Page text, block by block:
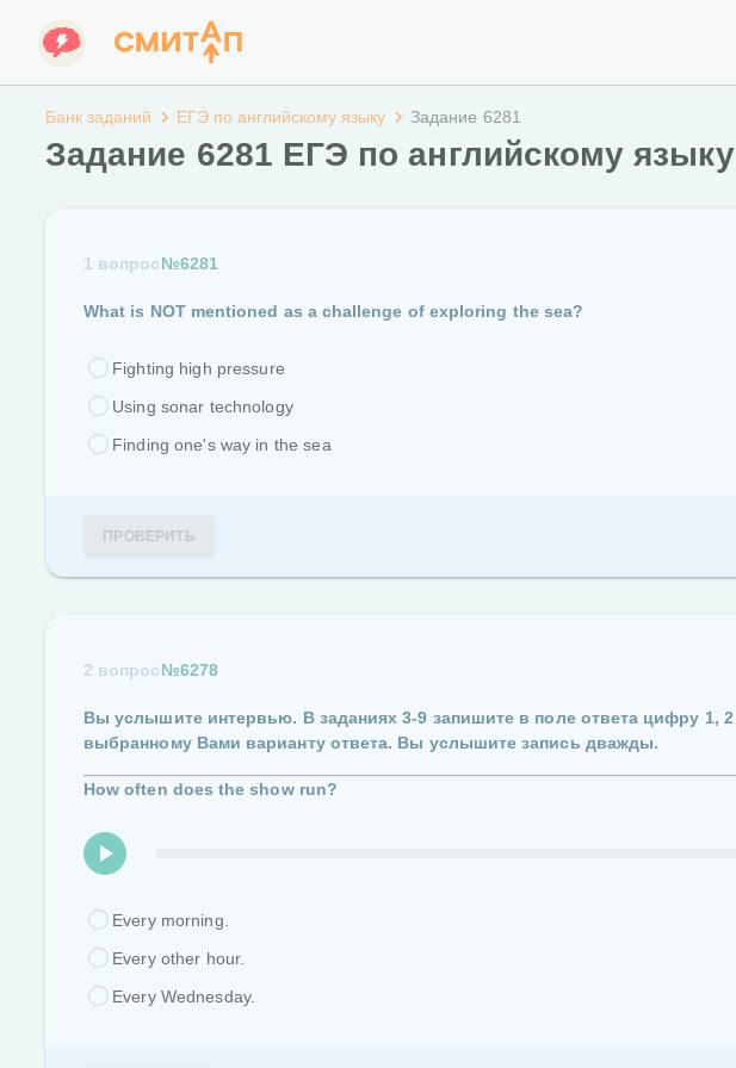
Банк заданий ЕГЭ по английскому языку Задание 6281
Задание 6281 ЕГЭ по английскому языку
1 вопрос№6281
What is NOT mentioned as a challenge of exploring the sea?
Fighting high pressure
Using sonar technology
Finding one's way in the sea
ПРОВЕРИТЬ
2 вопрос№6278
Вы услышите интервью. В заданиях3-9 запишите в поле ответа цифру 1, 2
выбранному Вами варианту ответа. Вы услышите запись дважды.
How often does the show run?
Every morning.
Every other hour.
Every Wednesday.